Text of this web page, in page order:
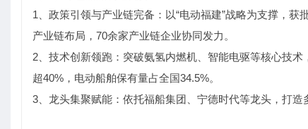
1、政策引领与产业链完备：以“电动福建”战略为支撑，
产业链布局，70余家产业链企业协同发力。
2、技术创新领跑：突破氨氢内燃机、智能电驱等核心技
超40%，电动船舶保有量占全国34.5%。
3、龙头集聚赋能：依托福船集团、宁德时代等龙头，打